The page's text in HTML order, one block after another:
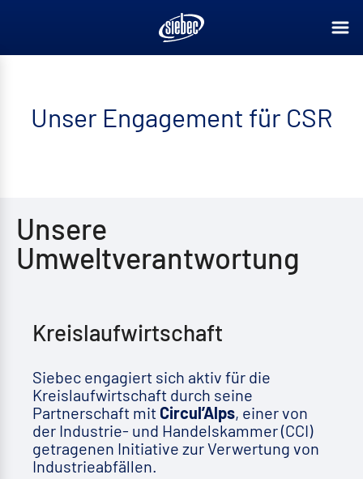
Unser Engagement für CSR
Unsere
Umweltverantwortung
Kreislaufwirtschaft
Siebec engagiert sich aktiv für die
Kreislaufwirtschaft durch seine
Partnerschaft mit Circul’Alps, einer von
der Industrie- und Handelskammer (CCI)
getragenen Initiative zur Verwertung von
Industrieabfällen.